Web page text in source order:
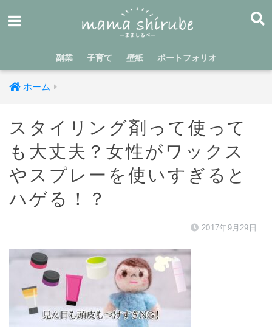
副業 子育て 壁紙 ポートフォリオ
ホーム
スタイリング剤って使って
も大丈夫？女性がワックス
やスプレーを使いすぎると
ハゲる！？
2017年9月29日